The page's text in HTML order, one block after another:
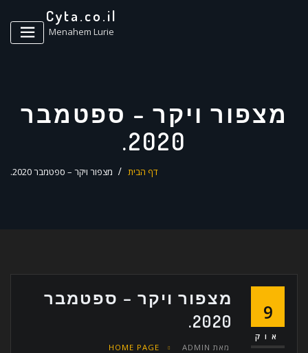
Cyta.co.il
Menahem Lurie
מצפור ויקר – ספטמבר
2020.
דף הבית מצפור ויקר – ספטמבר 2020.
9
אוק
מצפור ויקר – ספטמבר
2020.
מאת ADMIN
HOME PAGE